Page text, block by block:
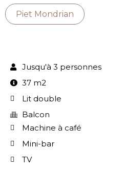
Piet Mondrian
Jusqu'à 3 personnes
37 m2
Lit double
Balcon
Machine à café
Mini-bar
TV